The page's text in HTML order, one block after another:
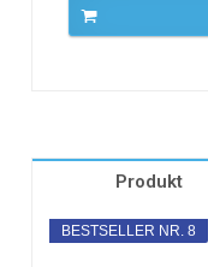
Produkt
BESTSELLER NR. 8